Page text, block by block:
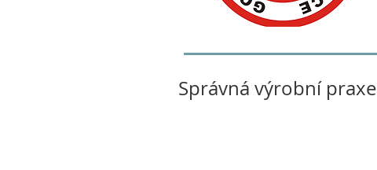
Správná výrobní praxe